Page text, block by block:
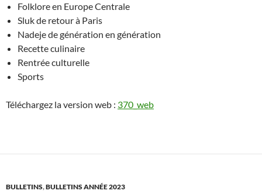
Folklore en Europe Centrale
Sluk de retour à Paris
Nadeje de génération en génération
Recette culinaire
Rentrée culturelle
Sports
Téléchargez la version web : 370_web
BULLETINS,BULLETINS ANNÉE 2023